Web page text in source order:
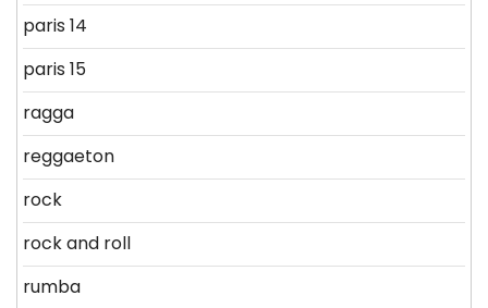
paris 14
paris 15
ragga
reggaeton
rock
rock and roll
rumba